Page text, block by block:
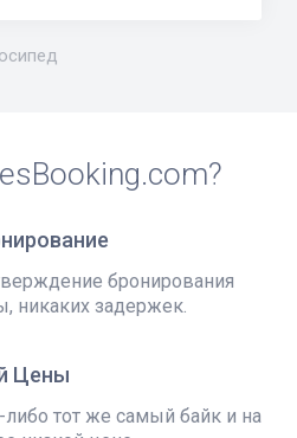
бронирования
никаких задержек.
Цены
тот же самый байк и на